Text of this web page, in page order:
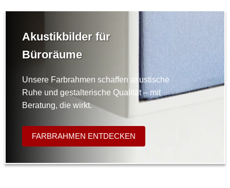
Akustikbilder für
Büroräume
Unsere Farbrahmen schaffen akustische
Ruhe und gestalterische Qualität – mit
Beratung, die wirkt.
FARBRAHMEN ENTDECKEN